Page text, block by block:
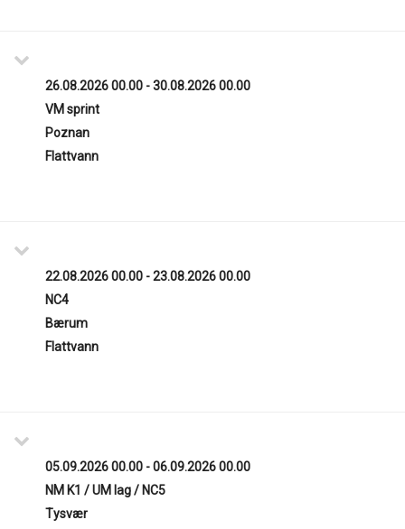
26.08.2026 00.00 - 30.08.2026 00.00
VM sprint
Poznan
Flattvann
22.08.2026 00.00 - 23.08.2026 00.00
NC4
Bærum
Flattvann
05.09.2026 00.00 - 06.09.2026 00.00
NM K1 / UM lag / NC5
Tysvær